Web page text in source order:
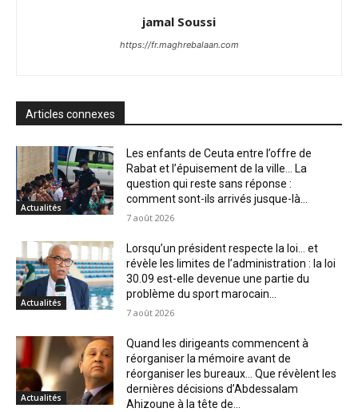
jamal Soussi
https://fr.maghrebalaan.com
Articles connexes
Actualités
Les enfants de Ceuta entre l’offre de
Rabat et l’épuisement de la ville… La
question qui reste sans réponse :
comment sont-ils arrivés jusque-là...
7 août 2026
Actualités
Lorsqu’un président respecte la loi… et
révèle les limites de l’administration : la loi
30.09 est-elle devenue une partie du
problème du sport marocain...
7 août 2026
Actualités
Quand les dirigeants commencent à
réorganiser la mémoire avant de
réorganiser les bureaux… Que révèlent les
dernières décisions d’Abdessalam
Ahizoune à la tête de...